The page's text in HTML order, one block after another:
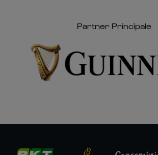
Partner Principale